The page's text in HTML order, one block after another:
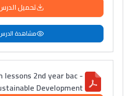
تحميل
مشاهدة
lessons 2nd year bac -
Development